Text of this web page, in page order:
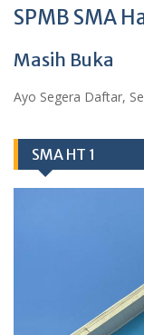
SPMB SMA
Masih Buka
Ayo Segera Daftar,
SMA HT 1